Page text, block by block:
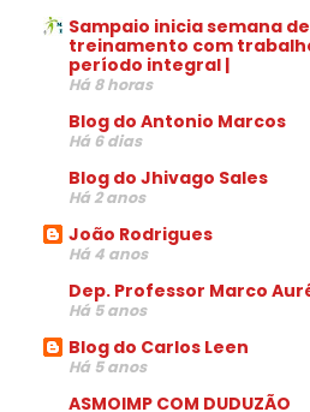
Sampaio inicia semana de
treinamento com
período integral |
Há 8 horas
Blog do Antonio Marcos
Há 6 dias
Blog do Jhivago Sales
Há 2 anos
João Rodrigues
Há 4 anos
Dep. Professor Marco
Há 5 anos
Blog do Carlos Leen
Há 5 anos
ASMOIMP COM DUDUZÃO